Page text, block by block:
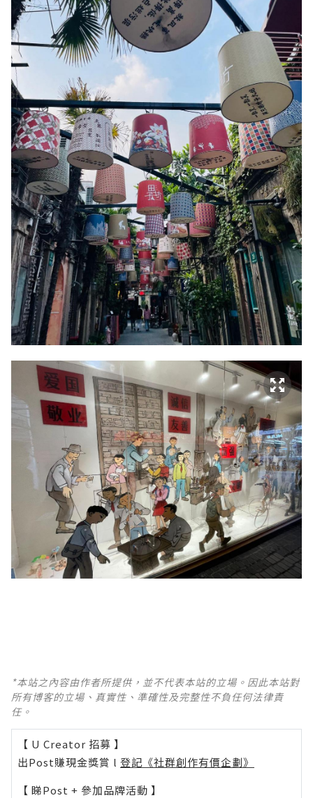
*本站之內容由作者所提供，並不代表本站的立場。因此本站對
所有博客的立場、真實性、準確性及完整性不負任何法律責
任。
【 U Creator 招募 】
出Post賺現金獎賞 l 登記《社群創作有價企劃》
【 睇Post + 參加品牌活動 】